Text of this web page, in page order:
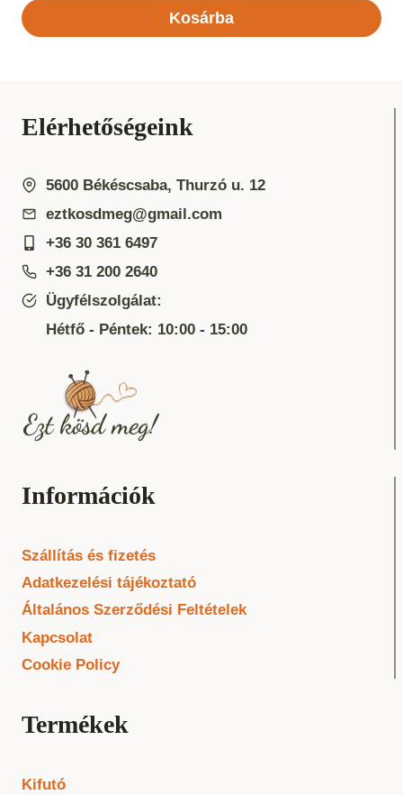
Kosárba
Elérhetőségeink
5600 Békéscsaba, Thurzó u. 12
eztkosdmeg@gmail.com
+36 30 361 6497
+36 31 200 2640
Ügyfélszolgálat:
Hétfő - Péntek: 10:00 - 15:00
Információk
Szállítás és fizetés
Adatkezelési tájékoztató
Általános Szerződési Feltételek
Kapcsolat
Cookie Policy
Termékek
Kifutó